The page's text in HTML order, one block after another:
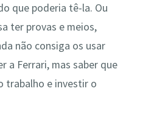
que poderia tê-la. Ou
ter provas e meios,
não consiga os usar
a Ferrari, mas saber que
trabalho e investir o